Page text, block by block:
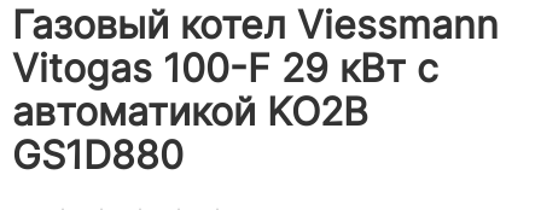
Газовый котел Viessmann
Vitogas 100-F 29 кВт c
автоматикой KO2B
GS1D880